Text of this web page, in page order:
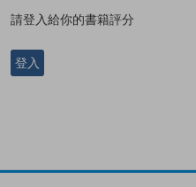
請登入給你的書籍評分
登入